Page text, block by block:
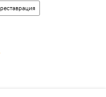
реставрация